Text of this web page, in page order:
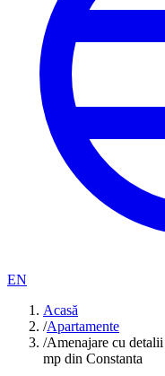
EN
Acasă
/Apartamente
/Amenajare cu
mp din Constanta